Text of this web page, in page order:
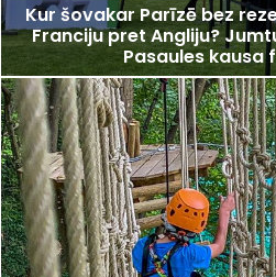
Kur šovakar Parīzē bez
Franciju pret Angliju?
Pasaules kausa